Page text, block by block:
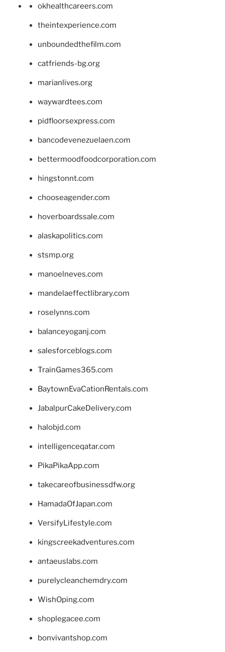
okhealthcareers.com
theintexperience.com
unboundedthefilm.com
catfriends-bg.org
marianlives.org
waywardtees.com
pidfloorsexpress.com
bancodevenezuelaen.com
bettermoodfoodcorporation.com
hingstonnt.com
chooseagender.com
hoverboardssale.com
alaskapolitics.com
stsmp.org
manoelneves.com
mandelaeffectlibrary.com
roselynns.com
balanceyoganj.com
salesforceblogs.com
TrainGames365.com
BaytownEvaCationRentals.com
JabalpurCakeDelivery.com
halobjd.com
intelligenceqatar.com
PikaPikaApp.com
takecareofbusinessdfw.org
HamadaOfJapan.com
VersifyLifestyle.com
kingscreekadventures.com
antaeuslabs.com
purelycleanchemdry.com
WishOping.com
shoplegacee.com
bonvivantshop.com